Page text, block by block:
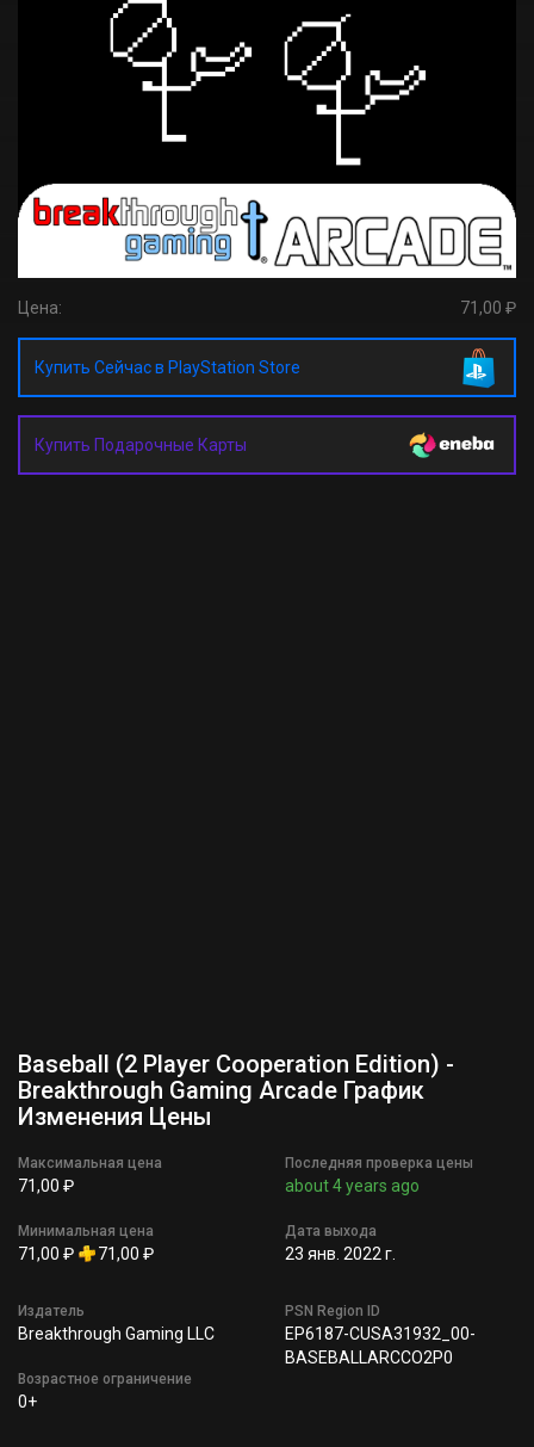
Цена: 71,00 ₽
Купить Сейчас в PlayStation Store
Купить Подарочные Карты
Baseball (2 Player Cooperation Edition) -
Breakthrough Gaming Arcade График
Изменения Цены
Максимальная цена
71,00 ₽
Минимальная цена
71,00 ₽ 71,00 ₽
Последняя проверка цены
about 4 years ago
Дата выхода
23 янв. 2022 г.
Издатель
Breakthrough Gaming LLC
Возрастное ограничение
0+
PSN Region ID
EP6187-CUSA31932_00-
BASEBALLARCCO2P0